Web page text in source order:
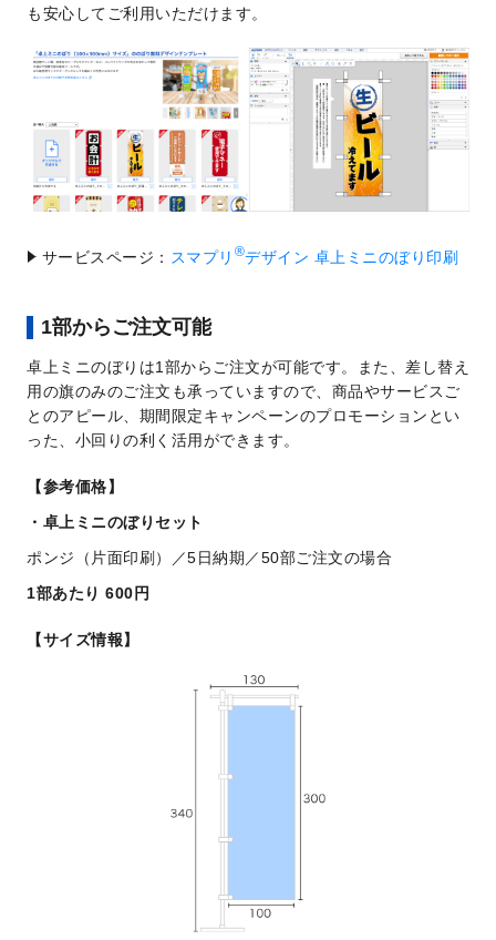
も安心してご利用いただけます。
サービスページ： スマプリ ®デザイン 卓上ミニのぼり印刷
1部からご注文可能
卓上ミニのぼりは1部からご注文が可能です。また、差し替え
用の旗のみのご注文も承っていますので、商品やサービスご
とのアピール、期間限定キャンペーンのプロモーションとい
った、小回りの利く活用ができます。
【参考価格】
卓上ミニのぼりセット
ポンジ（片面印刷）／5日納期／50部ご注文の場合
1部あたり 600円
【サイズ情報】